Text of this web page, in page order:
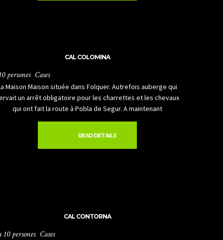
CAL COLOMINA
persones Cases
Maison Maison située dans Folquer. Autrefois auberge qui
un arrêt obligatoire pour les charrettes et les chevaux
qui ont fait la route à Pobla de Segur. A maintenant
READ DETAILS
CAL CONTORNA
10 persones Cases